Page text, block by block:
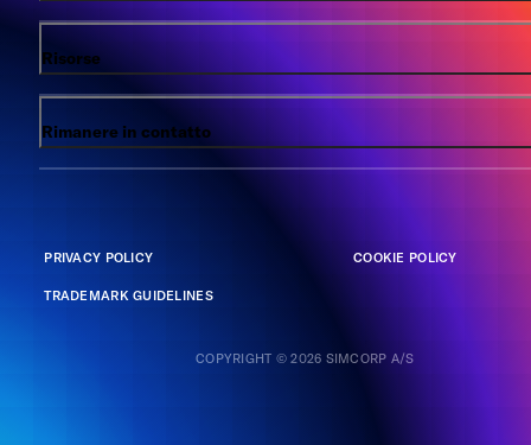
Risorse
Rimanere in contatto
PRIVACY POLICY COOKIE POLICY
TRADEMARK GUIDELINES
COPYRIGHT © 2026 SIMCORP A/S